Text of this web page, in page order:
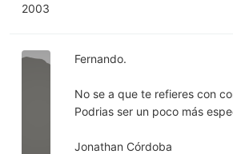
2003
Fernando.
No se a que te refieres con
Podrias ser un poco más
Jonathan Córdoba